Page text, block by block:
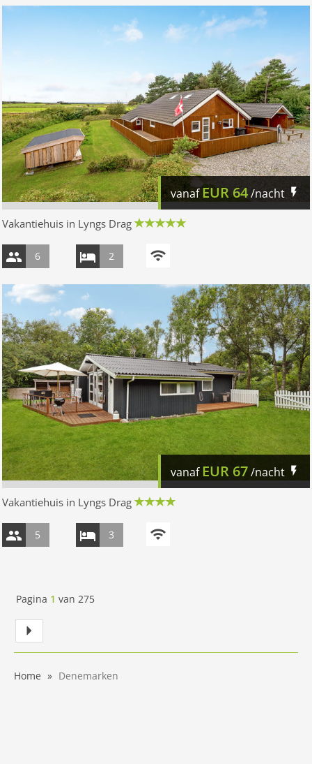
vanafEUR64/nacht
Vakantiehuis in Lyngs Drag
6 2
vanaf EUR 67/nacht
Vakantiehuis in Lyngs Drag
5 3
Pagina 1 van 275
Home Denemarken